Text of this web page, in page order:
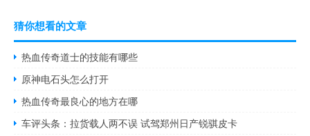
猜你想看的文章
热血传奇道士的技能有哪些
原神电石头怎么打开
热血传奇最良心的地方在哪
车评头条：拉货载人两不误 试驾郑州日产锐骐皮卡